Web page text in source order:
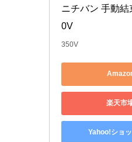
ニチバン 手動
0V
350V
楽天市
Yahoo!ショ